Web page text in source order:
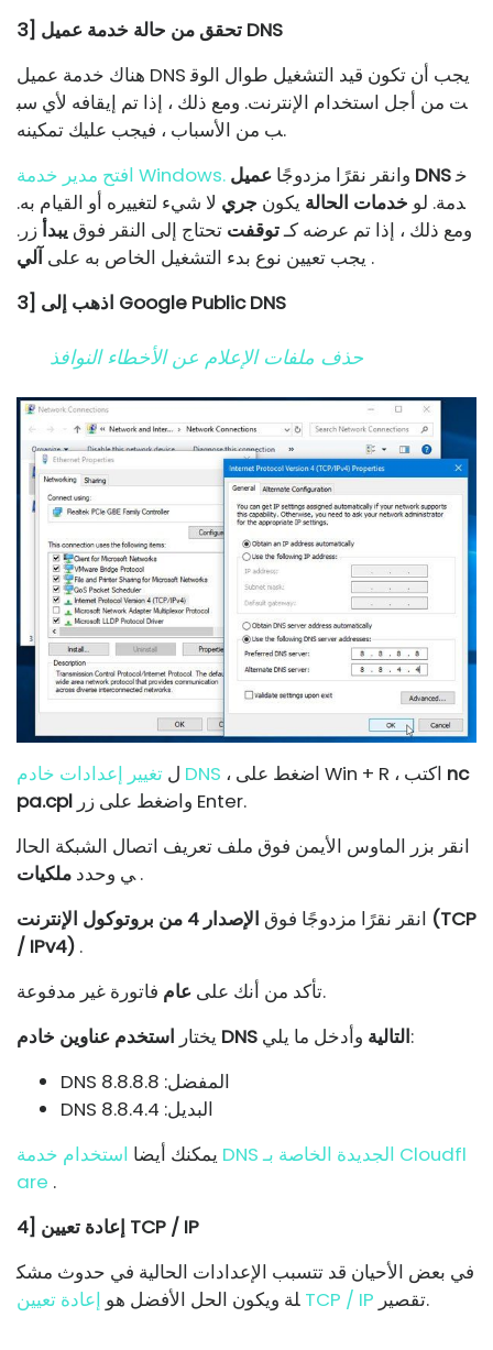
3] تحقق من حالة خدمة عميل DNS
هناك خدمة عميل DNS يجب أن تكون قيد التشغيل طوال الوق
ت من أجل استخدام الإنترنت. ومع ذلك ، إذا تم إيقافه لأي سب
ب من الأسباب ، فيجب عليك تمكينه.
افتح مدير خدمة Windows.
وانقر نقرًا مزدوجًا عميل DNSخ
دمة. لو خدمات الحالة يكون جري لا شيء لتغييره أو القيام به.
ومع ذلك ، إذا تم عرضه كـتوقفت تحتاج إلى النقر فوق يبدأزر.
يجب تعيين نوع بدء التشغيل الخاص به على آلي
.
3] اذهب إلى Google Public DNS
حذف ملفات الإعلام عن الأخطاء النوافذ
ل تغيير إعدادات خادم DNS
nc
pa.cpl
واضغط على زر Enter.
انقر بزر الماوس الأيمن فوق ملف تعريف اتصال الشبكة الحال
ي وحدد ملكيات
.
انقر نقرًا مزدوجًا فوق
الإصدار 4 من بروتوكول الإنترنت (TCP
/ IPv4) .
تأكد من أنك على عام
فاتورة غير مدفوعة.
يختار
استخدم عناوين خادم DNS التاليةوأدخل ما يلي:
DNS المفضل: 8.8.8.8
DNS البديل: 8.8.4.4
يمكنك أيضا استخدام خدمة DNS الجديدة الخاصة بـ Cloudfl
are .
4] إعادة تعيين TCP / IP
في بعض الأحيان قد تتسبب الإعدادات الحالية في حدوث مشك
لة ويكون الحل الأفضل هو إعادة تعيين TCP / IP تقصير.